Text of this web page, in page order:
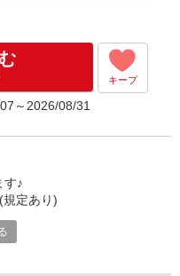
・゜+゜
)
程有）★
+゜
キープ
～2026/08/31
す♪
定あり)